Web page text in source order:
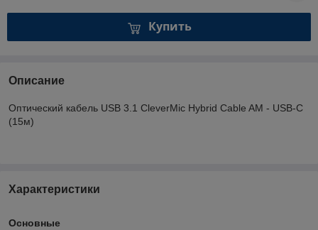
Купить
Описание
Оптический кабель USB 3.1 CleverMic Hybrid Cable AM - USB-C
(15м)
Характеристики
Основные